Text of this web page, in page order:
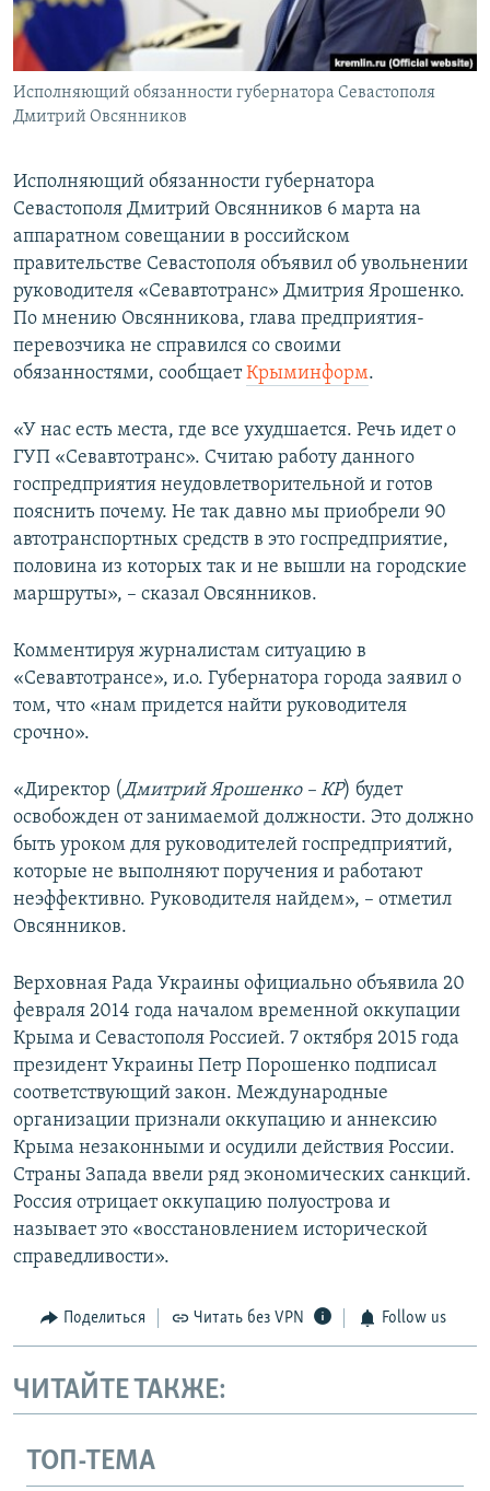
ПОБЕДИТЕЛЕЙ НЕ СУДЯТ?
КРЫМ.НЕПОКОРЕННЫЙ
ELIFBE
ПРИСОЕДИНЯЙТЕСЬ!
Все сайты RFE/RL
Исполняющий обязанности губернатора Севастополя
Дмитрий Овсянников
Исполняющий обязанности губернатора
Севастополя Дмитрий Овсянников 6 марта на
аппаратном совещании в российском
правительстве Севастополя объявил об увольнении
руководителя «Севавтотранс» Дмитрия Ярошенко.
По мнению Овсянникова, глава предприятия-
перевозчика не справился со своими
обязанностями, сообщаетКрыминформ.
«У нас есть места, где все ухудшается. Речь идет о
ГУП «Севавтотранс». Считаю работу данного
госпредприятия неудовлетворительной и готов
пояснить почему. Не так давно мы приобрели 90
автотранспортных средств в это госпредприятие,
половина из которых так и не вышли на городские
маршруты», – сказал Овсянников.
Комментируя журналистам ситуацию в
«Севавтотрансе», и.о. Губернатора города заявил о
том, что «нам придется найти руководителя
срочно».
«Директор (Дмитрий Ярошенко – КР) будет
освобожден от занимаемой должности. Это должно
быть уроком для руководителей госпредприятий,
которые не выполняют поручения и работают
неэффективно. Руководителя найдем», – отметил
Овсянников.
Верховная Рада Украины официально объявила 20
февраля 2014 года началом временной оккупации
Крыма и Севастополя Россией. 7 октября 2015 года
президент Украины Петр Порошенко подписал
соответствующий закон. Международные
организации признали оккупацию и аннексию
Крыма незаконными и осудили действия России.
Страны Запада ввели ряд экономических санкций.
Россия отрицает оккупацию полуострова и
называет это «восстановлением исторической
справедливости».
Поделиться Читать без VPN Follow us
ЧИТАЙТЕ ТАКЖЕ:
ТОП-ТЕМА